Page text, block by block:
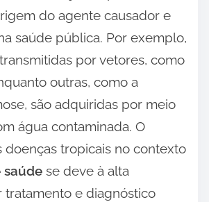
do agente causador e
saúde pública. Por exemplo,
por vetores, como
outras, como a
são adquiridas por meio
água contaminada. O
doenças tropicais no contexto
saúde se deve à alta
tratamento e diagnóstico